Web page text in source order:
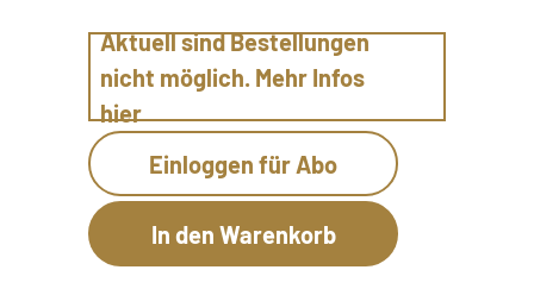
Aktuell sind Bestellungen
nicht möglich. Mehr Infos
hier
Einloggen für Abo